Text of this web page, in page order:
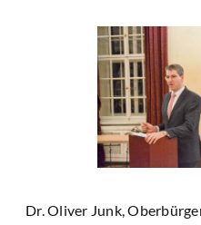
Dr. Oliver Junk,